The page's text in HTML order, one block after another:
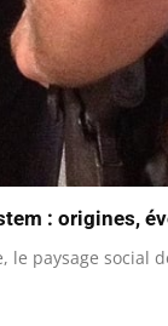
: origines,
le paysage social